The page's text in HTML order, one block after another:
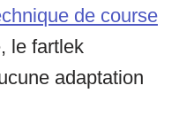
de course
le fartlek
adaptation